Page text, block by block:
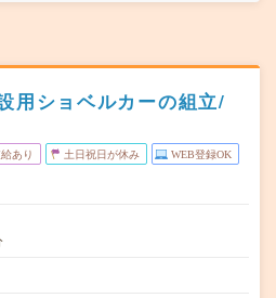
用ショベルカーの組立/
あり 土日祝日が休み WEB登録OK